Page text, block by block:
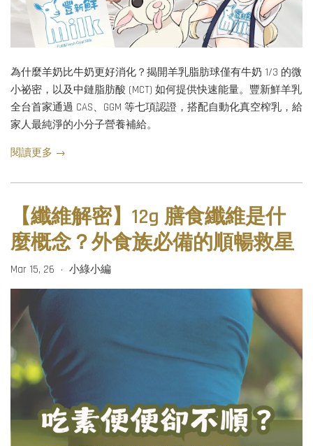
為什麼羊奶比牛奶更好消化？揭開羊乳脂肪球僅有牛奶 1/3 的微
小祕密，以及中鏈脂肪酸 (MCT) 如何提供快速能量。豐新鮮羊乳
全台首家通過 CAS、GGM 等七項認證，搭配自動化真空榨乳，給
家人最純淨的小分子營養補給。
閱讀更多 →
【纖維解密】12g 膳食纖維是什
麼概念？外食族必備的順暢救星
Mar 15, 26 • 小綠小編